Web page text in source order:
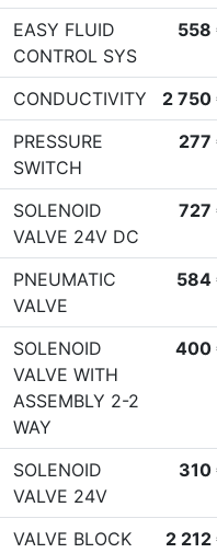
EASY FLUID
CONTROL SYS
558
CONDUCTIVITY
2 750
PRESSURE
SWITCH
277
SOLENOID
VALVE 24V DC
727
PNEUMATIC
VALVE
584
SOLENOID
VALVE WITH
ASSEMBLY 2-2
WAY
400
SOLENOID
VALVE 24V
310
VALVE BLOCK 2 212